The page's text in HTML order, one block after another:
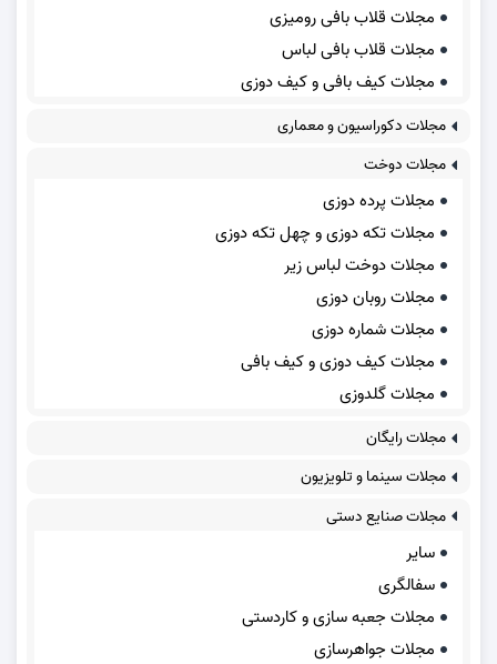
مجلات قلاب بافی رومیزی
مجلات قلاب بافی لباس
مجلات کیف بافی و کیف دوزی
مجلات دکوراسیون و معماری
مجلات دوخت
مجلات پرده دوزی
مجلات تکه دوزی و چهل تکه دوزی
مجلات دوخت لباس زیر
مجلات روبان دوزی
مجلات شماره دوزی
مجلات کیف دوزی و کیف بافی
مجلات گلدوزی
مجلات رایگان
مجلات سینما و تلویزیون
مجلات صنایع دستی
سایر
سفالگری
مجلات جعبه سازی و کاردستی
مجلات جواهرسازی